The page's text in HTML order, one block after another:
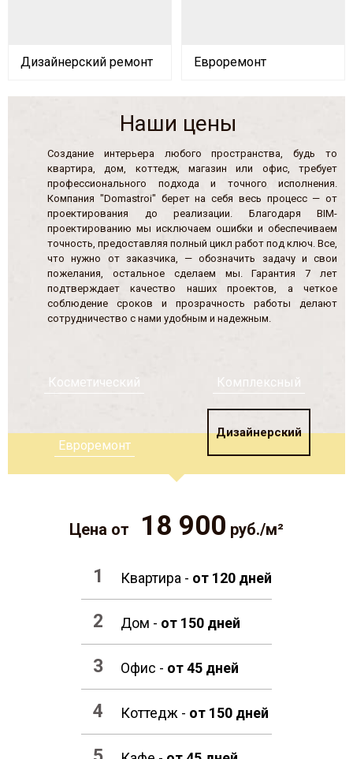
Дизайнерский ремонт Евроремонт
Наши цены
Создание интерьера любого пространства, будь то
квартира, дом, коттедж, магазин или офис, требует
профессионального подхода и точного исполнения.
Компания "Domastroi" берет на себя весь процесс — от
проектирования до реализации. Благодаря BIM-
проектированию мы исключаем ошибки и обеспечиваем
точность, предоставляя полный цикл работ под ключ. Все,
что нужно от заказчика, — обозначить задачу и свои
пожелания, остальное сделаем мы. Гарантия 7 лет
подтверждает качество наших проектов, а четкое
соблюдение сроков и прозрачность работы делают
сотрудничество с нами удобным и надежным.
Косметический Комплексный
Евроремонт
Дизайнерский
Цена от 18 900 руб./м²
Квартира - от 120 дней
Дом - от 150 дней
Офис - от 45 дней
Коттедж - от 150 дней